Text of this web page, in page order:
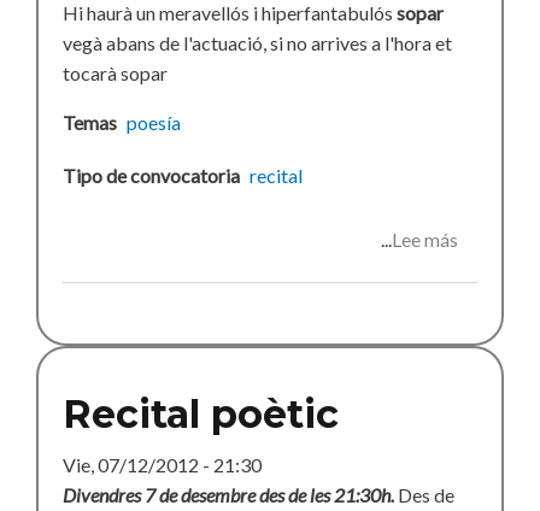
Hi haurà un meravellós i hiperfantabulós sopar
vegà abans de l'actuació, si no arrives a l'hora et
tocarà sopar
Temas poesía
Tipo de convocatoria recital
Lee más
Recital poètic
Vie, 07/12/2012 - 21:30
Divendres 7 de desembre desde les 21:30h. Des de